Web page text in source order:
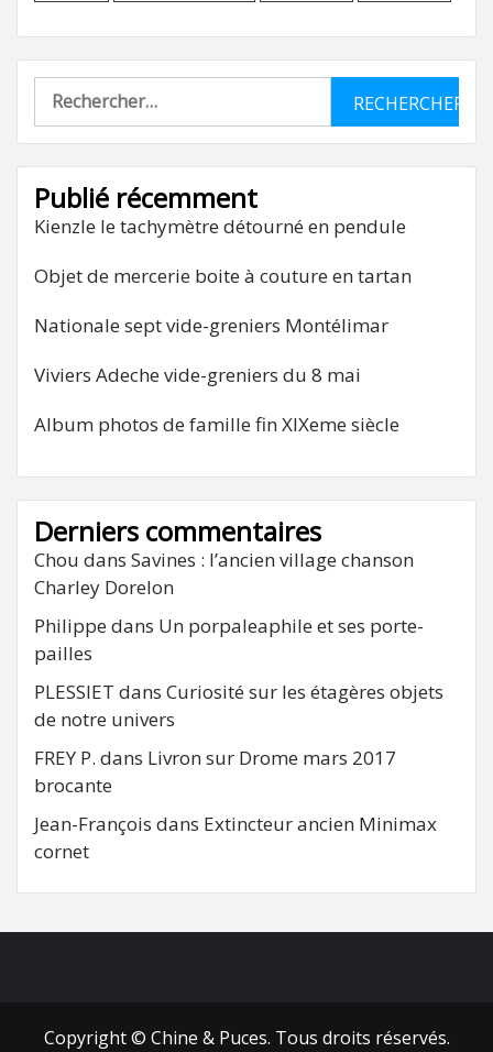
Rechercher :
Publié récemment
Kienzle le tachymètre détourné en pendule
Objet de mercerie boite à couture en tartan
Nationale sept vide-greniers Montélimar
Viviers Adeche vide-greniers du 8 mai
Album photos de famille fin XIXeme siècle
Derniers commentaires
Chou dans Savines : l’ancien village chanson
Charley Dorelon
Philippe dans Un porpaleaphile et ses porte-
pailles
PLESSIET dans Curiosité sur les étagères objets
de notre univers
FREY P. dans Livron sur Drome mars 2017
brocante
Jean-François dans Extincteur ancien Minimax
cornet
Copyright © Chine & Puces. Tous droits réservés.